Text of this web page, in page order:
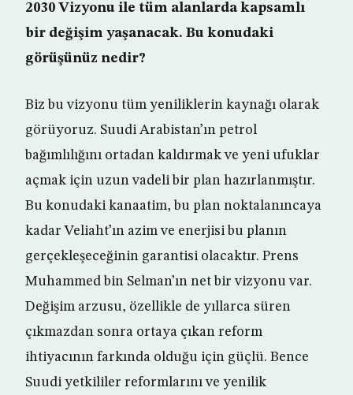
2030 Vizyonu ile tüm alanlarda kapsamlı
bir değişim yaşanacak. Bu konudaki
görüşünüz nedir?
Biz bu vizyonu tüm yeniliklerin kaynağı olarak
görüyoruz. Suudi Arabistan’ın petrol
bağımlılığını ortadan kaldırmak ve yeni ufuklar
açmak için uzun vadeli bir plan hazırlanmıştır.
Bu konudaki kanaatim, bu plan noktalanıncaya
kadar Veliaht’ın azim ve enerjisi bu planın
gerçekleşeceğinin garantisi olacaktır. Prens
Muhammed bin Selman’ın net bir vizyonu var.
Değişim arzusu, özellikle de yıllarca süren
çıkmazdan sonra ortaya çıkan reform
ihtiyacının farkında olduğu için güçlü. Bence
Suudi yetkililer reformlarını ve yenilik